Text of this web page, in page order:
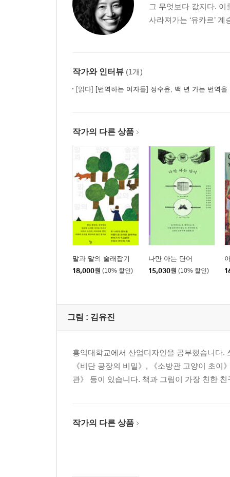
그 무엇보다 값지다. 이
사라져가는 ‘유카르’
작가와 인터뷰 (1개)
[읽다] [번역하는 여자들] 정수윤, 백 년 가는 번역을
작가의 다른 상품
말과 말의 술래잡기
18,000원 (10% 할인)
나만 아는 단어
15,030원 (10% 할인)
그림 : 김유진
홍익대학교에서 산업디자인을 공부했습니다
《비단 공장의 비밀》, 《소방관 고양이 초
관》 등이 있습니다. 책과 그림이 가장 친한
작가의 다른 상품